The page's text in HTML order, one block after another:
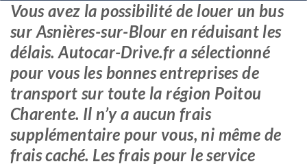
Vous avez la possibilité de louer un bus
sur Asnières-sur-Blour en réduisant les
délais. Autocar-Drive.fr a sélectionné
pour vous les bonnes entreprises de
transport sur toute la région Poitou
Charente. Il n’y a aucun frais
supplémentaire pour vous, ni même de
frais caché. Les frais pour le service